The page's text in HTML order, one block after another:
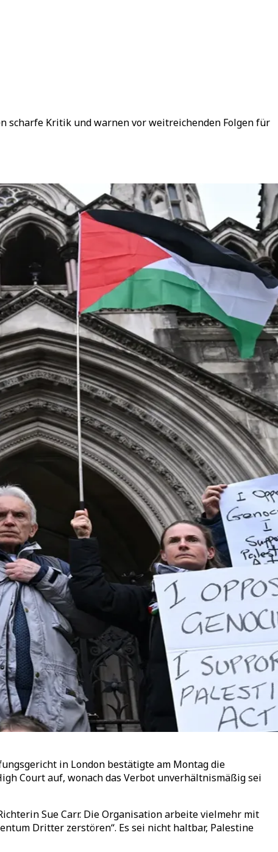
scharfe Kritik und warnen vor weitreichenden Folgen für
in London bestätigte am Montag die
Court auf, wonach das Verbot unverhältnismäßig sei
Sue Carr. Die Organisation arbeite vielmehr mit
Dritter zerstören“. Es sei nicht haltbar, Palestine